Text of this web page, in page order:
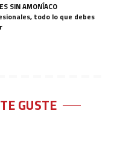
SIN AMONÍACO
todo lo que debes
GUSTE